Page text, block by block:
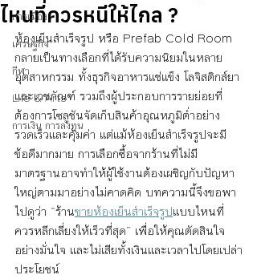
การเมือง
เศรษฐกิจ
กีฬา
Life & Arts
การเงิน การลงทุน
ไหนที่ควรหนีให้ไกล ?
ห้องเย็นสำเร็จรูป หรือ Prefab Cold Room
กลายเป็นทางเลือกที่ได้รับความนิยมในหลาย
อุตสาหกรรม ทั้งธุรกิจอาหารแช่แข็ง โลจิสติกส์ยา
และเวชภัณฑ์ รวมถึงผู้ประกอบการรายย่อยที่
ต้องการโซลูชันจัดเก็บสินค้าอุณหภูมิต่ำอย่าง
รวดเร็วและคุ้มค่า แต่แม้ห้องเย็นสำเร็จรูปจะมี
ข้อดีมากมาย การเลือกซื้อจากร้านที่ไม่มี
มาตรฐานอาจทำให้ผู้ใช้งานต้องเผชิญกับปัญหา
ใหญ่ตามมาอย่างไม่คาดคิด บทความนี้จึงขอพา
ไปดูว่า “ร้านขายห้องเย็นสำเร็จรูปแบบไหนที่
ควรหลีกเลี่ยงให้เร็วที่สุด” เพื่อให้คุณตัดสินใจ
อย่างมั่นใจ และไม่เสียทั้งเงินและเวลาไปโดยเปล่า
ประโยชน์